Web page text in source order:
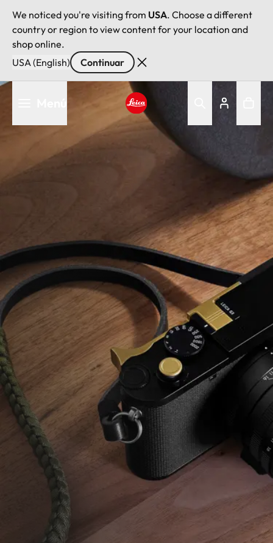
We noticed you're visiting from USA. Choose a different
country or region to view content for your location and
shop online.
USA (English)
Continuar
Pasar
Leica logo - Home